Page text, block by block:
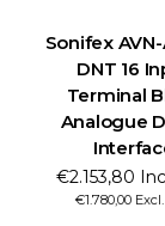
Sonifex AVN-
DNT 16
Terminal
Analogue
€2.153,80
€1.780,00